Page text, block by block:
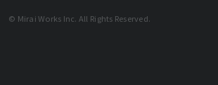
© Mirai Works Inc. All Rights Reserved.